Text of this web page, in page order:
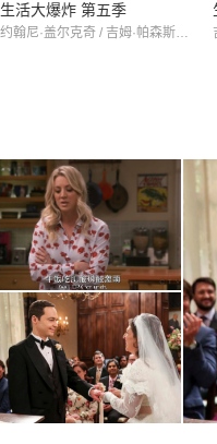
生活大爆炸 第五季
约翰尼·盖尔克奇 / 吉姆·帕森斯 / 凯莉·库柯